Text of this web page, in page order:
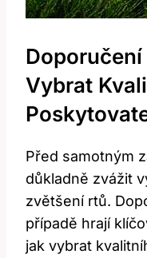
Vybrat
Před samotným
důkladně zvážit
zvětšení rtů.
případě hrají
jak vybrat